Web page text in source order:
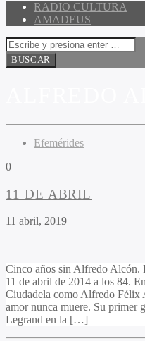
RADIO CULTURA
AMADEUS
Efemérides
0
11 DE ABRIL
11 abril, 2019
Cinco años sin Alfredo Alcón.
11 de abril de 2014 a los 84.
Ciudadela como Alfredo Félix
amor nunca muere. Su primer
Legrand en la […]